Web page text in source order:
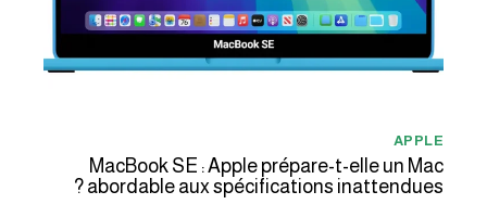
APPLE
MacBook SE : Apple prépare-t-elle un Mac
abordable aux spécifications inattendues ?